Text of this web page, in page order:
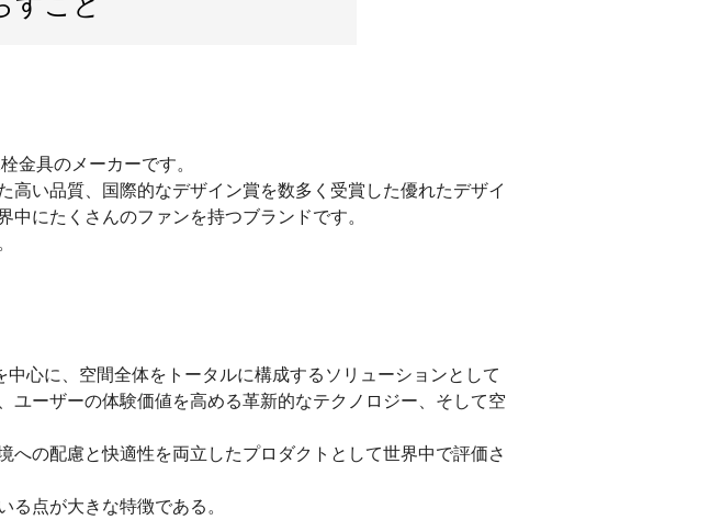
金具のメーカーです。
い品質、国際的なデザイン賞を数多く受賞した優れたデザイ
にたくさんのファンを持つブランドです。
心に、空間全体をトータルに構成するソリューションとして
ーザーの体験価値を高める革新的なテクノロジー、そして空
の配慮と快適性を両立したプロダクトとして世界中で評価さ
点が大きな特徴である。